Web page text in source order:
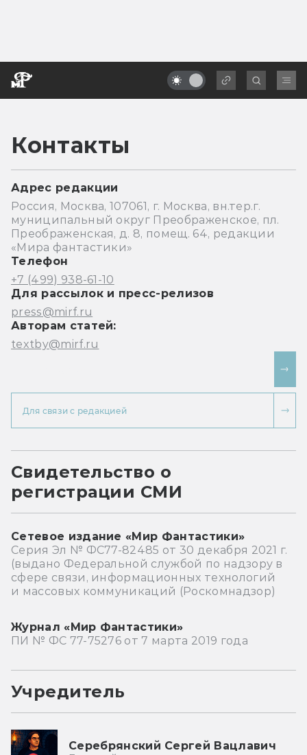
Контакты
Адрес редакции
Россия, Москва, 107061, г. Москва, вн.тер.г.
муниципальный округ Преображенское, пл.
Преображенская, д. 8, помещ. 64, редакции
«Мира фантастики»
Телефон
+7 (499) 938-61-10
Для рассылок и пресс-релизов
press@mirf.ru
Авторам статей:
textby@mirf.ru
Для связи с редакцией
Свидетельство о
регистрации СМИ
Сетевое издание «Мир Фантастики»
Серия Эл № ФС77-82485 от 30 декабря 2021 г.
(выдано Федеральной службой по надзору в
сфере связи, информационных технологий
и массовых коммуникаций (Роскомнадзор)
Журнал «Мир Фантастики»
ПИ № ФС 77-75276 от 7 марта 2019 года
Учредитель
Серебрянский Сергей Вацлавич